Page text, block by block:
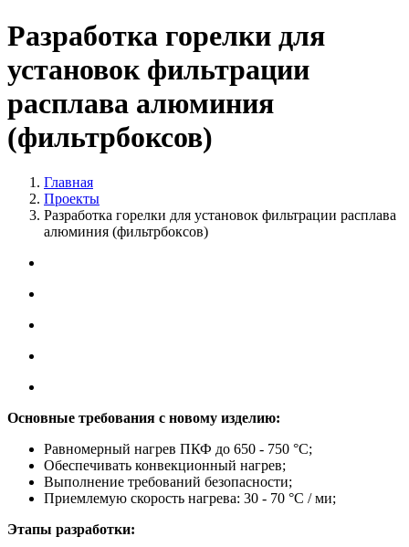
Разработка горелки для
установок фильтрации
расплава алюминия
(фильтрбоксов)
Главная
Проекты
Разработка горелки для установок фильтрации расплава
алюминия (фильтрбоксов)
Основные требования с новому изделию:
Равномерный нагрев ПКФ до 650 - 750 °C;
Обеспечивать конвекционный нагрев;
Выполнение требований безопасности;
Приемлемую скорость нагрева: 30 - 70 °C / ми;
Этапы разработки: